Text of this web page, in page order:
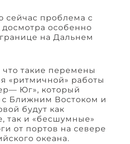
сейчас проблема с
особенно
на Дальнем
что такие перемены
«ритмичной» работы
Юг», который
Ближним Востоком и
будут как
так и «бесшумные»
от портов на севере
океана.